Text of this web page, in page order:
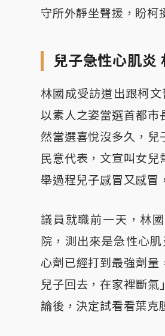
守所外靜坐聲援，盼柯
兒子急性心肌炎
林國成受訪道出跟柯
以素人之姿當選首都市
然當選喜悅沒多久，兒
民意代表，文宣叫女
舉過程兒子感冒又感冒
議員就職前一天，林
院，測出來是急性心
心劑已經打到最強劑量
兒子回去，在家裡斷
論後，決定試看看葉克